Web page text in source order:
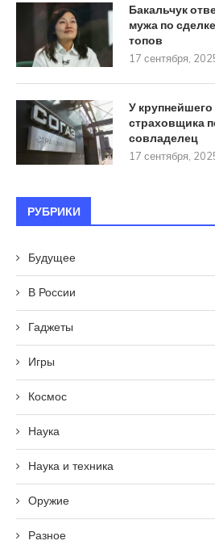
Бакальчук
мужа по
топов
17 сентября,
У
страховщика
совладелец
17 сентября,
РУБРИКИ
Будущее
В России
Гаджеты
Игры
Космос
Наука
Наука и техника
Оружие
Разное